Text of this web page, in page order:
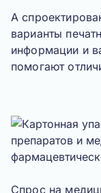
А
варианты
информации и
помогают
Спрос на